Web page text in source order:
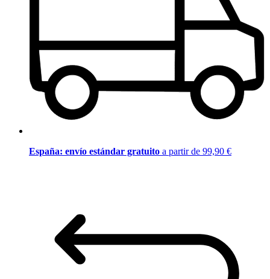
España: envío estándar gratuito a partir de 99,90 €